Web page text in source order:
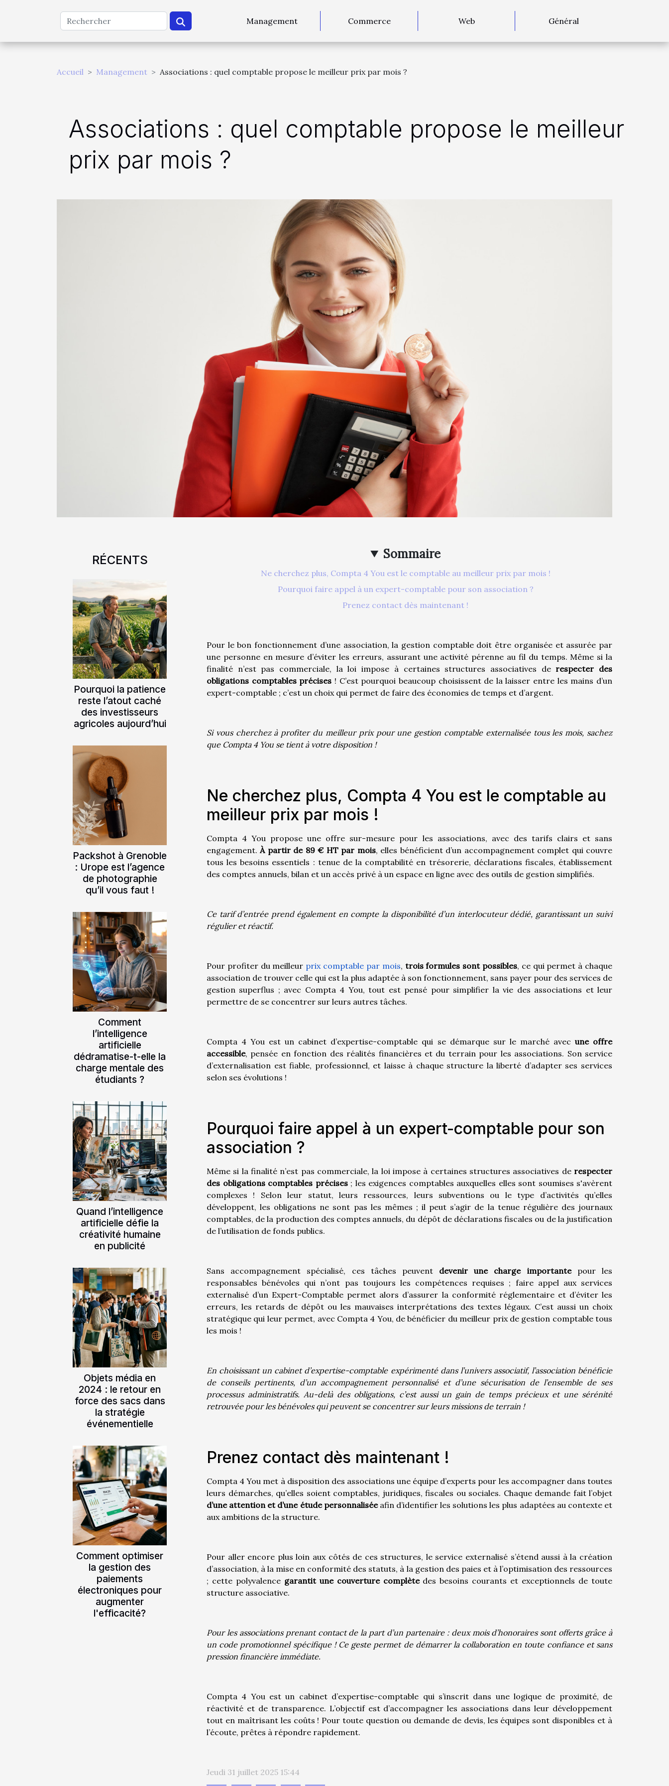
Management Commerce Web Général
Accueil Management Associations : quel comptable propose le meilleur prix par mois ?
Associations : quel comptable propose le meilleur
prix par mois ?
RÉCENTS
Pourquoi la patience
reste l’atout caché
des investisseurs
agricoles aujourd’hui
Packshot à Grenoble
: Urope est l’agence
de photographie
qu’il vous faut !
Comment
l’intelligence
artificielle
dédramatise-t-elle la
charge mentale des
étudiants ?
Quand l’intelligence
artificielle défie la
créativité humaine
en publicité
Objets média en
2024 : le retour en
force des sacs dans
la stratégie
événementielle
Comment optimiser
la gestion des
paiements
électroniques pour
augmenter
l'efficacité?
Sommaire
Ne cherchez plus, Compta 4 You est le comptable au meilleur prix par mois !
Pourquoi faire appel à un expert-comptable pour son association ?
Prenez contact dès maintenant !
Pour le bon fonctionnement d’une association, la gestion comptable doit être organisée et assurée par
une personne en mesure d’éviter les erreurs, assurant une activité pérenne au fil du temps. Même si la
finalité n’est pas commerciale, la loi impose à certaines structures associatives de respecter des
obligations comptables précises ! C’est pourquoi beaucoup choisissent de la laisser entre les mains d’un
expert-comptable ; c’est un choix qui permet de faire des économies de temps et d’argent.
Si vous cherchez à profiter du meilleur prix pour une gestion comptable externalisée tous les mois, sachez
que Compta 4 You se tient à votre disposition !
Ne cherchez plus, Compta 4 You est le comptable au
meilleur prix par mois !
Compta 4 You propose une offre sur-mesure pour les associations, avec des tarifs clairs et sans
engagement.À partir de 89 € HT par mois, elles bénéficient d’un accompagnement complet qui couvre
tous les besoins essentiels : tenue de la comptabilité en trésorerie, déclarations fiscales, établissement
des comptes annuels, bilan et un accès privé à un espace en ligne avec des outils de gestion simplifiés.
Ce tarif d’entrée prend également en compte la disponibilité d’un interlocuteur dédié, garantissant un suivi
régulier et réactif.
Pour profiter du meilleur prix comptable par mois, trois formules sont possibles, ce qui permet à chaque
association de trouver celle qui est la plus adaptée à son fonctionnement, sans payer pour des services de
gestion superflus ; avec Compta 4 You, tout est pensé pour simplifier la vie des associations et leur
permettre de se concentrer sur leurs autres tâches.
Compta 4 You est un cabinet d’expertise-comptable qui se démarque sur le marché avec une offre
accessible, pensée en fonction des réalités financières et du terrain pour les associations. Son service
d’externalisation est fiable, professionnel, et laisse à chaque structure la liberté d’adapter ses services
selon ses évolutions !
Pourquoi faire appel à un expert-comptable pour son
association ?
Même si la finalité n’est pas commerciale, la loi impose à certaines structures associatives de respecter
des obligations comptables précises; les exigences comptables auxquelles elles sont soumises s'avèrent
complexes ! Selon leur statut, leurs ressources, leurs subventions ou le type d’activités qu’elles
développent, les obligations ne sont pas les mêmes ; il peut s’agir de la tenue régulière des journaux
comptables, de la production des comptes annuels, du dépôt de déclarations fiscales ou de la justification
de l’utilisation de fonds publics.
Sans accompagnement spécialisé, ces tâches peuvent devenir une charge importante pour les
responsables bénévoles qui n’ont pas toujours les compétences requises ; faire appel aux services
externalisé d’un Expert-Comptable permet alors d’assurer la conformité réglementaire et d’éviter les
erreurs, les retards de dépôt ou les mauvaises interprétations des textes légaux. C’est aussi un choix
stratégique qui leur permet, avec Compta 4 You, de bénéficier du meilleur prix de gestion comptable tous
les mois !
En choisissant un cabinet d’expertise-comptable expérimenté dans l’univers associatif, l’association bénéficie
de conseils pertinents, d’un accompagnement personnalisé et d’une sécurisation de l’ensemble de ses
processus administratifs. Au-delà des obligations, c’est aussi un gain de temps précieux et une sérénité
retrouvée pour les bénévoles qui peuvent se concentrer sur leurs missions de terrain !
Prenez contact dès maintenant !
Compta 4 You met à disposition des associations une équipe d’experts pour les accompagner dans toutes
leurs démarches, qu’elles soient comptables, juridiques, fiscales ou sociales. Chaque demande fait l’objet
d’une attention et d’une étude personnaliséeafin d’identifier les solutions les plus adaptées au contexte et
aux ambitions de la structure.
Pour aller encore plus loin aux côtés de ces structures, le service externalisé s’étend aussi à la création
d’association, à la mise en conformité des statuts, à la gestion des paies et à l’optimisation des ressources
; cette polyvalence garantit une couverture complètedes besoins courants et exceptionnels de toute
structure associative.
Pour les associations prenant contact de la part d’un partenaire : deux mois d’honoraires sont offerts grâce à
un code promotionnel spécifique ! Ce geste permet de démarrer la collaboration en toute confiance et sans
pression financière immédiate.
Compta 4 You est un cabinet d’expertise-comptable qui s’inscrit dans une logique de proximité, de
réactivité et de transparence. L’objectif est d’accompagner les associations dans leur développement
tout en maîtrisant les coûts ! Pour toute question ou demande de devis, les équipes sont disponibles et à
l’écoute, prêtes à répondre rapidement.
Jeudi 31 juillet 2025 15:44